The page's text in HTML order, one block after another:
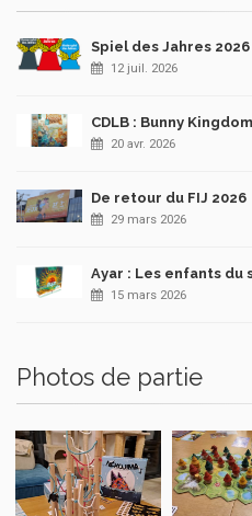
Spiel des Jahres
12 juil. 2026
CDLB : Bunny
20 avr. 2026
De retour du FIJ 2026
29 mars 2026
Ayar : Les enfants du
15 mars 2026
Photos de partie